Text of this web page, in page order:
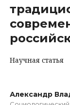
Научная статья
Александр